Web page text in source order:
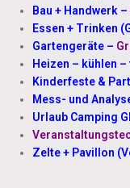
Bau + Handwerk –
Essen + Trinken
Gartengeräte –
Heizen – kühlen
Kinderfeste &
Mess- und
Urlaub Camping
Zelte + Pavillon